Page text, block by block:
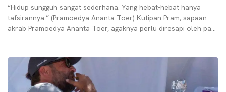
“Hidup sungguh sangat sederhana. Yang hebat-hebat hanya
tafsirannya.” (Pramoedya Ananta Toer) Kutipan Pram, sapaan
akrab Pramoedya Ananta Toer, agaknya perlu diresapi oleh para